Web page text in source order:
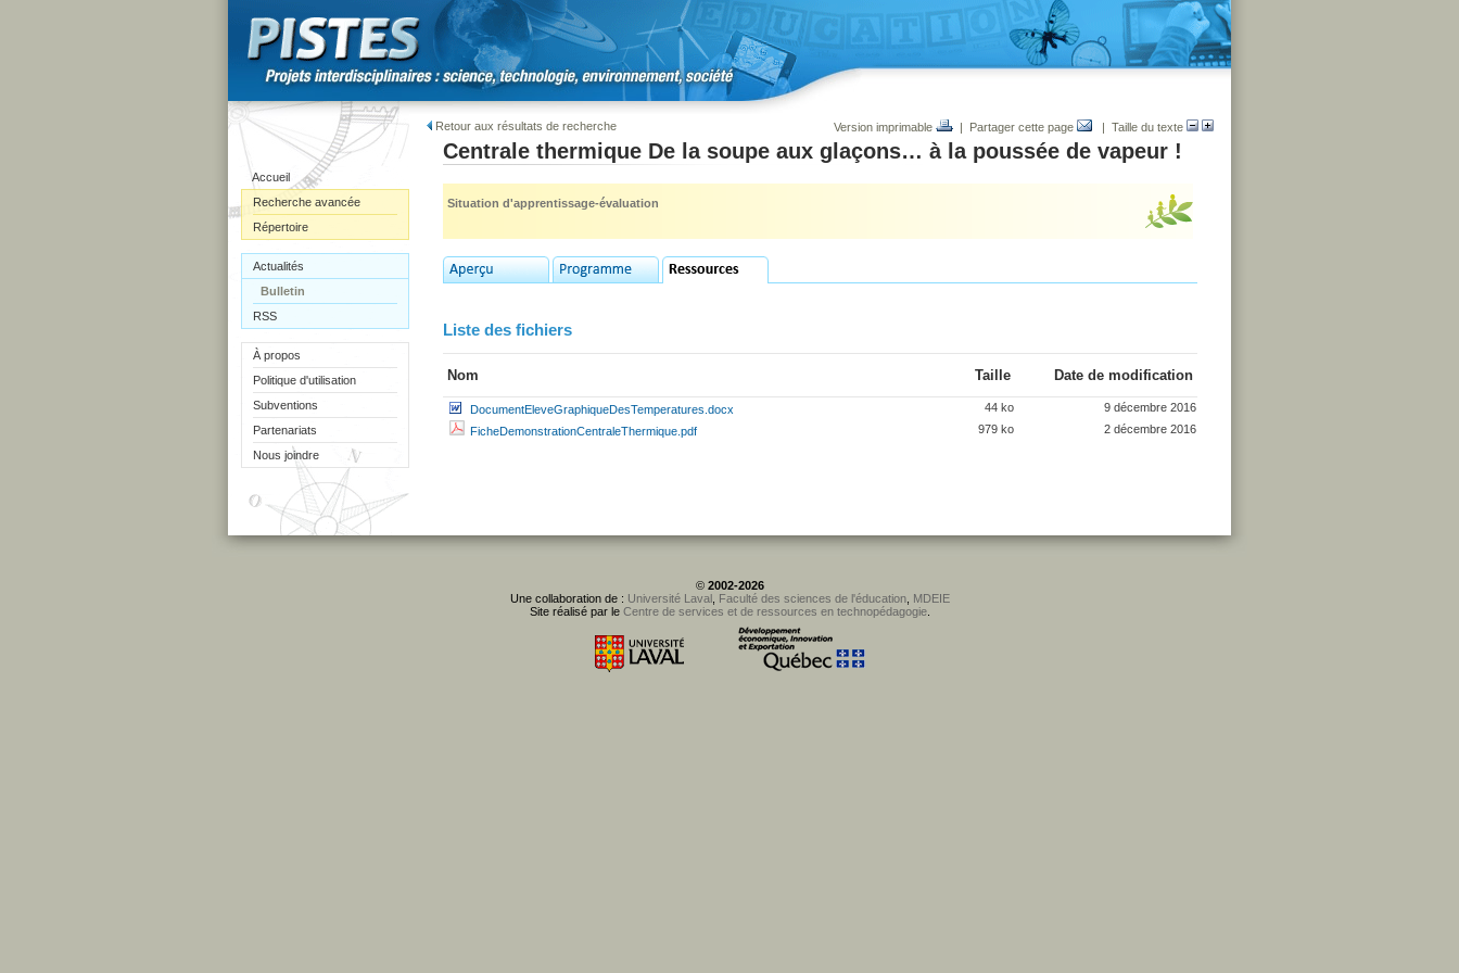
Accueil
Recherche avancée
Répertoire
Actualités
Bulletin
RSS
À propos
Politique d'utilisation
Subventions
Partenariats
Nous joindre
Retour aux résultats de recherche Version imprimable | Partager cette page | Taille du texte
Centrale thermique De la soupe aux glaçons… à la poussée de vapeur !
Situation d'apprentissage-évaluation
Liste des fichiers
Nom Taille Date de modification
DocumentEleveGraphiqueDesTemperatures.docx 44 ko
9 décembre 2016
FicheDemonstrationCentraleThermique.pdf
979 ko 2 décembre 2016
© 2002-2026
Une collaboration de : Université Laval, Faculté des sciences de l'éducation, MDEIE
Site réalisé par le Centre de services et de ressources en technopédagogie.